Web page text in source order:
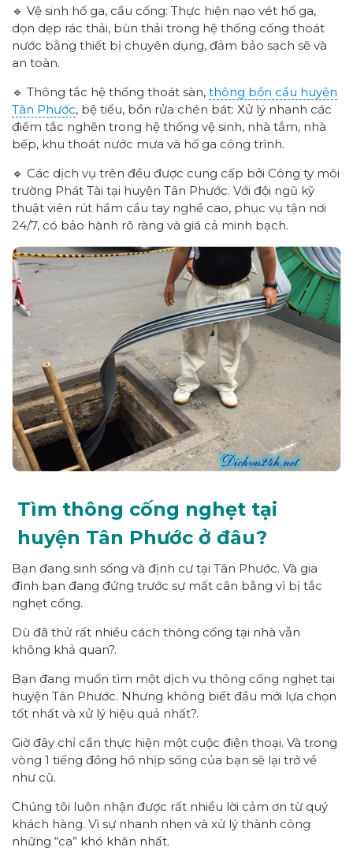
🔹 Vệ sinh hố ga, cầu cống: Thực hiện nạo vét hố ga,
dọn dẹp rác thải, bùn thải trong hệ thống cống thoát
nước bằng thiết bị chuyên dụng, đảm bảo sạch sẽ và
an toàn.
🔹 Thông tắc hệ thống thoát sàn, thông bồn cầu huyện
Tân Phước, bệ tiểu, bồn rửa chén bát: Xử lý nhanh các
điểm tắc nghẽn trong hệ thống vệ sinh, nhà tắm, nhà
bếp, khu thoát nước mưa và hố ga công trình.
🔹 Các dịch vụ trên đều được cung cấp bởi Công ty môi
trường Phát Tài tại huyện Tân Phước. Với đội ngũ kỹ
thuật viên rút hầm cầu tay nghề cao, phục vụ tận nơi
24/7, có bảo hành rõ ràng và giá cả minh bạch.
Tìm thông cống nghẹt tại
huyện Tân Phước ở đâu?
Bạn đang sinh sống và định cư tại Tân Phước. Và gia
đình bạn đang đứng trước sự mất cân bằng vì bị tắc
nghẹt cống.
Dù đã thử rất nhiều cách thông cống tại nhà vẫn
không khả quan?.
Bạn đang muốn tìm một dịch vụ thông cống nghẹt tại
huyện Tân Phước. Nhưng không biết đầu mới lựa chọn
tốt nhất và xử lý hiệu quả nhất?.
Giờ đây chỉ cần thực hiện một cuộc điện thoại. Và trong
vòng 1 tiếng đồng hồ nhịp sống của bạn sẽ lại trở về
như cũ.
Chúng tôi luôn nhận được rất nhiều lời cảm ơn từ quý
khách hàng. Vì sự nhanh nhẹn và xử lý thành công
những “ca” khó khăn nhất.